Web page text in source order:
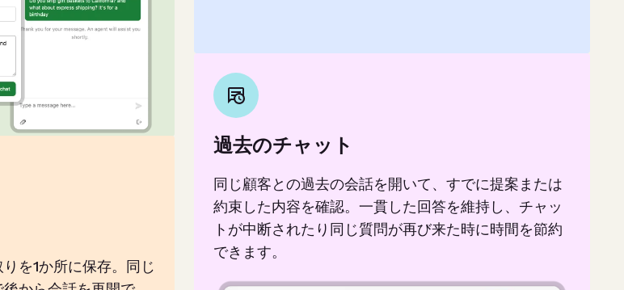
を1か所に保存。同じ
過去のチャット
同じ顧客との過去の会話を開いて、すでに提案または
約束した内容を確認。一貫した回答を維持し、チャッ
トが中断されたり同じ質問が再び来た時に時間を節約
できます。